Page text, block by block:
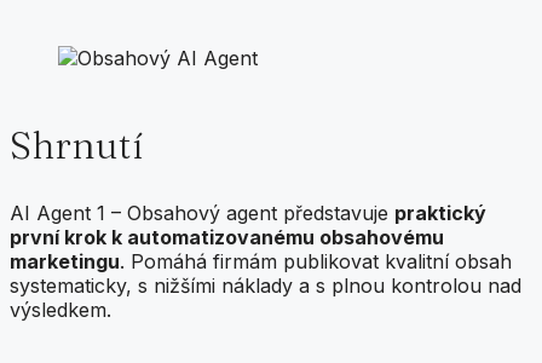
Shrnutí
AI Agent 1 – Obsahový agent představuje praktický
první krok k automatizovanému obsahovému
marketingu. Pomáhá firmám publikovat kvalitní obsah
systematicky, s nižšími náklady a s plnou kontrolou nad
výsledkem.